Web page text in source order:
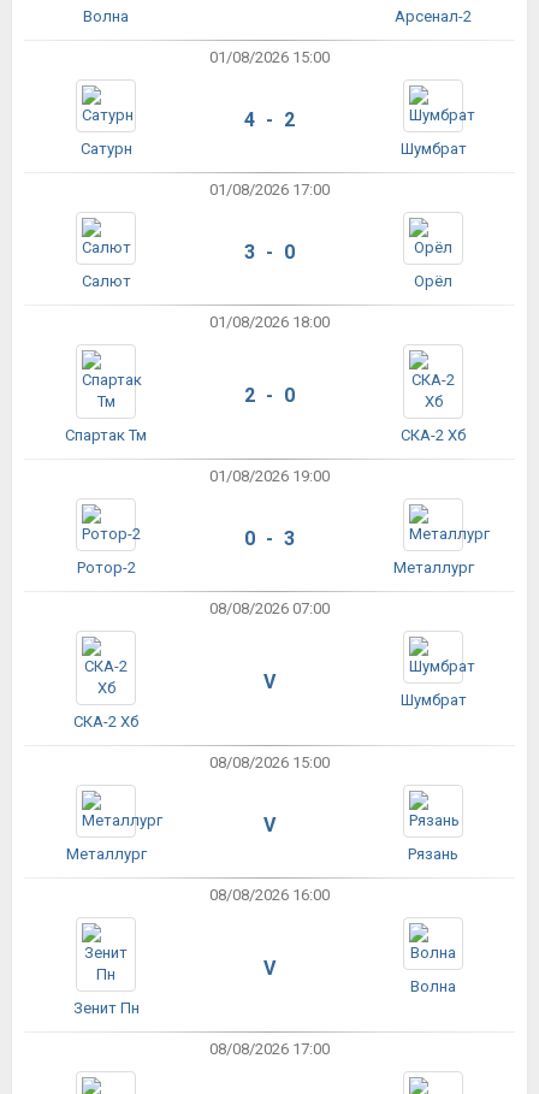
Волна Арсенал-2
01/08/2026 15:00
Сатурн
4 - 2
Шумбрат
01/08/2026 17:00
Салют
3 - 0
Орёл
01/08/2026 18:00
Спартак Тм
2 - 0
СКА-2 Хб
01/08/2026 19:00
Ротор-2
0 - 3
Металлург
08/08/2026 07:00
СКА-2 Хб
V
Шумбрат
08/08/2026 15:00
Металлург
V
Рязань
08/08/2026 16:00
Зенит Пн
V
Волна
08/08/2026 17:00